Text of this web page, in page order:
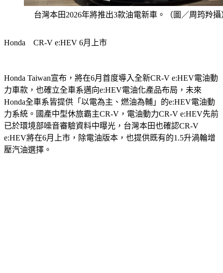
台灣本田2026年將推出3款油電新車。（圖／周筠羚攝
Honda　CR-V e:HEV 6月上市
Honda Taiwan宣布，將在6月首度導入全新CR-V e:HEV電油動
力車款，也確立全車系邁向e:HEV電油化產品布局，未來
Honda全車系皆提供「以電為主、燃油為輔」的e:HEV電油動
力系統。國產中型休旅霸主CR-V，電油動力CR-V e:HEV先前
已於環境部噪音審驗資料中曝光，台灣本田也確認CR-V
e:HEV將在6月上市，除電油版本，也提供既有的1.5升渦輪增
壓汽油選擇。